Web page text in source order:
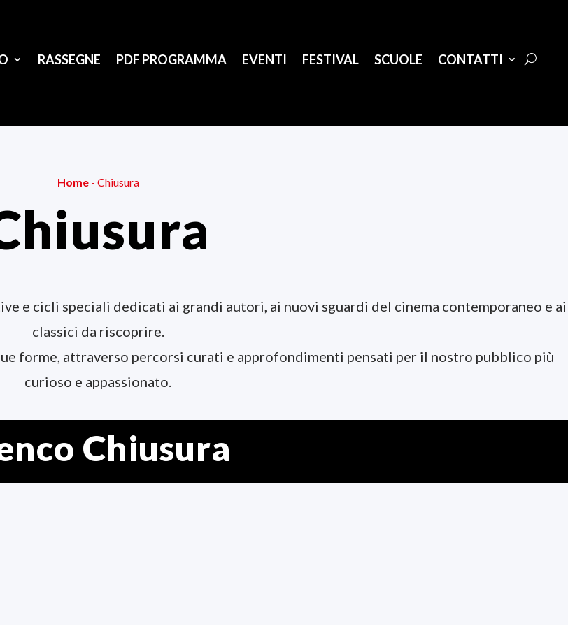
RASSEGNE PDF PROGRAMMA EVENTI FESTIVAL SCUOLE CONTATTI
Home- Chiusura
e cicli speciali dedicati ai grandi autori, ai nuovi sguardi del cinema contemporaneo e ai
classici da riscoprire.
forme, attraverso percorsi curati e approfondimenti pensati per il nostro pubblico più
curioso e appassionato.
Chiusura